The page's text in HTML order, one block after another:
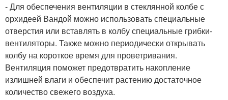
- Для обеспечения вентиляции в стеклянной колбе с
орхидеей Вандой можно использовать специальные
отверстия или вставлять в колбу специальные грибки-
вентиляторы. Также можно периодически открывать
колбу на короткое время для проветривания.
Вентиляция поможет предотвратить накопление
излишней влаги и обеспечит растению достаточное
количество свежего воздуха.